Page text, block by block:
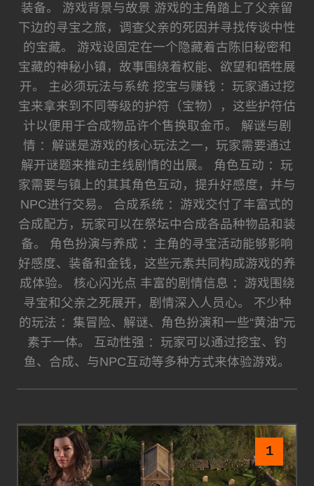
装备。 游戏背景与故景 游戏的主角踏上了父亲留
下边的寻宝之旅，调查父亲的死因并寻找传谈中性
的宝藏。 游戏设固定在一个隐藏着古陈旧秘密和
宝藏的神秘小镇，故事围绕着权能、欲望和牺牲展
开。 主必须玩法与系统 挖宝与赚钱 ：玩家通过挖
宝来拿来到不同等级的护符（宝物），这些护符估
计以便用于合成物品许个售换取金币。 解谜与剧
情 ：解谜是游戏的核心玩法之一，玩家需要通过
解开谜题来推动主线剧情的出展。 角色互动 ：玩
家需要与镇上的其其角色互动，提升好感度，并与
NPC进行交易。 合成系统 ：游戏交付了丰富式的
合成配方，玩家可以在祭坛中合成各品种物品和装
备。 角色扮演与养成 ：主角的寻宝活动能够影响
好感度、装备和金钱，这些元素共同构成游戏的养
成体验。 核心闪光点 丰富的剧情信息 ：游戏围绕
寻宝和父亲之死展开，剧情深入人员心。 不少种
的玩法 ：集冒险、解谜、角色扮演和一些“黄油”元
素于一体。 互动性强 ：玩家可以通过挖宝、钓
鱼、合成、与NPC互动等多种方式来体验游戏。
1